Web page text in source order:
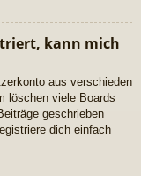
kann mich
aus verschieden
löschen viele Boards
geschrieben
dich einfach